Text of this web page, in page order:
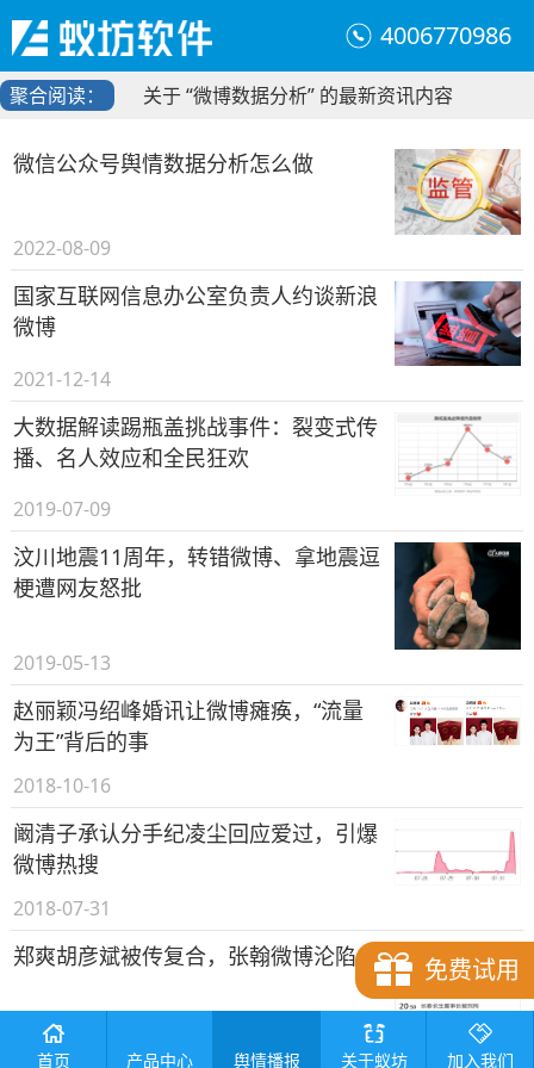
4006770986
聚合阅读： 关于 “微博数据分析” 的最新资讯内容
微信公众号舆情数据分析怎么做
2022-08-09
国家互联网信息办公室负责人约谈新浪
微博
2021-12-14
大数据解读踢瓶盖挑战事件：裂变式传
播、名人效应和全民狂欢
2019-07-09
汶川地震11周年，转错微博、拿地震逗
梗遭网友怒批
2019-05-13
赵丽颖冯绍峰婚讯让微博瘫痪，“流量
为王”背后的事
2018-10-16
阚清子承认分手纪凌尘回应爱过，引爆
微博热搜
2018-07-31
郑爽胡彦斌被传复合，张翰微博沦陷
2018-07-25
免费试用
首页 产品中心 舆情播报 关于蚁坊 加入我们